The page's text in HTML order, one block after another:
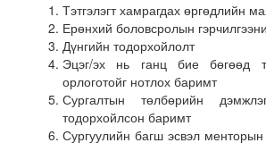
Тэтгэлэгт хамрагдах өргөдлийн
Ерөнхий боловсролын
Дүнгийн тодорхойлолт
Эцэг/эх нь ганц бие бөгөөд
орлоготойг нотлох баримт
Сургалтын төлбөрийн
тодорхойлсон баримт
Сургуулийн багш эсвэл